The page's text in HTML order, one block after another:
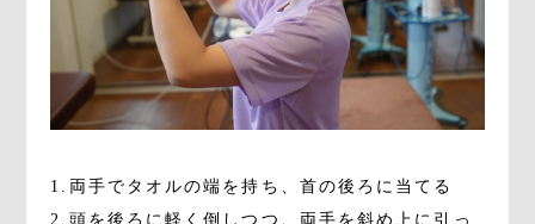
1.両手でタオルの端を持ち、首の後ろに当てる
2.頭を後ろに軽く倒しつつ、両手を斜め上に引っ